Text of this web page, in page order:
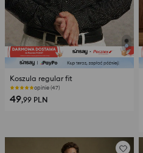
Koszula regular fit
opinie (47)
49,99 PLN